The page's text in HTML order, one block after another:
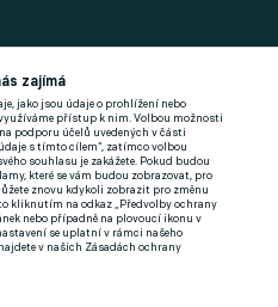
zajímá
jako jsou údaje o prohlížení nebo
přístup k nim. Volbou možnosti
podporu účelů uvedených v části
s tímto cílem“, zatímco volbou
souhlasu je zakážete. Pokud budou
které se vám budou zobrazovat, pro
znovu kdykoli zobrazit pro změnu
kliknutím na odkaz „Předvolby ochrany
nebo případně na plovoucí ikonu v
se uplatní v rámci našeho
v našich Zásadách ochrany